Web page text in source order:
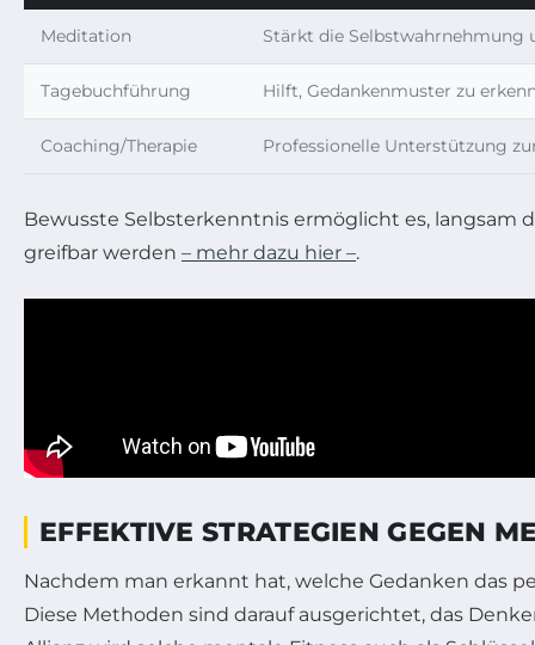
Meditation Stärkt die Selbstwahrnehmung
Tagebuchführung Hilft, Gedankenmuster zu
Coaching/Therapie Professionelle Unterstützung
Bewusste Selbsterkenntnis ermöglicht es, langsam
greifbar werden – mehr dazu hier –.
EFFEKTIVE STRATEGIEN GEGEN
Nachdem man erkannt hat, welche Gedanken das
Diese Methoden sind darauf ausgerichtet, das